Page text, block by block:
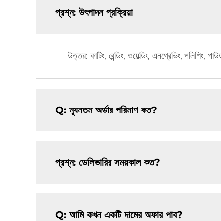
প্রশ্ন: উৎপাদন প্রক্রিয়া
উত্তর: কাটিং, বেন্ডিং, ওয়েল্ডিং, এনগ্রেভিং, পলিশিং,
Q: ন্যূনতম অর্ডার পরিমাণ কত?
প্রশ্ন: ডেলিভারির সময়কাল কত?
Q: আমি কখন একটি দামের অফার পাব?